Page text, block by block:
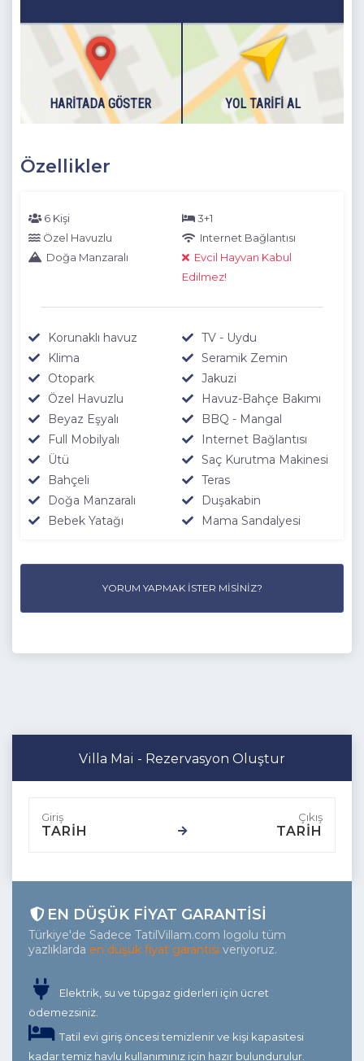
HARITADA GÖSTER YOL TARIFI AL
Özellikler
6 Kişi
3+1
Özel Havuzlu
Internet Bağlantısı
Doğa Manzaralı
Evcil Hayvan Kabul
Edilmez!
Korunaklı havuz
TV - Uydu
Klima
Seramik Zemin
Otopark
Jakuzi
Özel Havuzlu
Havuz-Bahçe Bakımı
Beyaz Eşyalı
BBQ - Mangal
Full Mobilyalı
Internet Bağlantısı
Ütü
Saç Kurutma Makinesi
Bahçeli
Teras
Doğa Manzaralı
Duşakabin
Bebek Yatağı
Mama Sandalyesi
YORUM YAPMAK İSTER MISINIZ?
Villa Mai - Rezervasyon Oluştur
TARİH TARİH
EN DÜŞÜK FIYAT GARANTISI
Türkiye'de Sadece TatilVillam.com logolu tüm
yazlıklarda en düşük fiyat garantisi veriyoruz.
Elektrik, su ve tüpgaz giderleri için ücret
ödemezsiniz.
Tatil evi giriş öncesi temizlenir ve kişi kapasitesi
kadar temiz havlu kullanımınız için hazır bulundurulur.